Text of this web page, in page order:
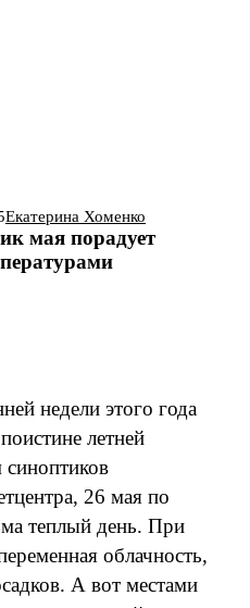
Все новости
Екатерина Хоменко
мая порадует
недели этого года
летней
26 мая по
теплый день. При
облачность,
А вот местами